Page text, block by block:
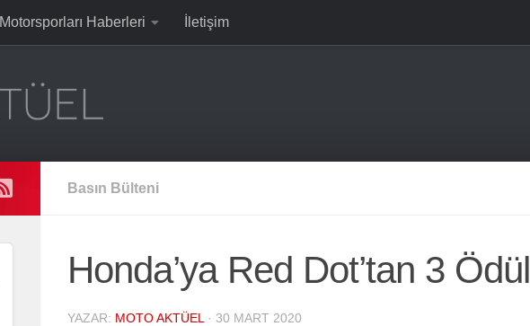
Motorsporları Haberleri İletişim
Basın Bülteni
Honda’ya Red Dot’tan 3 Ödül
YAZAR: MOTO AKTÜEL · 30 MART 2020